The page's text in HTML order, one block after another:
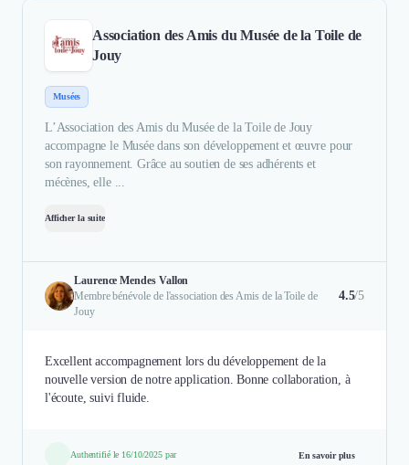
Association des Amis du Musée de la Toile de
Jouy
Musées
L’Association des Amis du Musée de la Toile de Jouy
accompagne le Musée dans son développement et œuvre pour
son rayonnement. Grâce au soutien de ses adhérents et
mécènes, elle ...
Afficher la suite
Laurence Mendes Vallon
Membre bénévole de l'association des Amis de la Toile de
Jouy
4.5/5
Excellent accompagnement lors du développement de la
nouvelle version de notre application. Bonne collaboration, à
l'écoute, suivi fluide.
Authentifié le 16/10/2025 par En savoir plus